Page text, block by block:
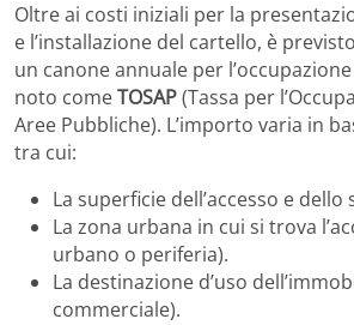
Oltre ai costi iniziali per la
e l’installazione del cartello, è
un canone annuale per
noto comeTOSAP(Tassa per
Aree Pubbliche). L’importo varia in
tra cui:
La superficie dell’accesso e
La zona urbana in cui si trova
urbano o periferia).
La destinazione d’uso
commerciale).